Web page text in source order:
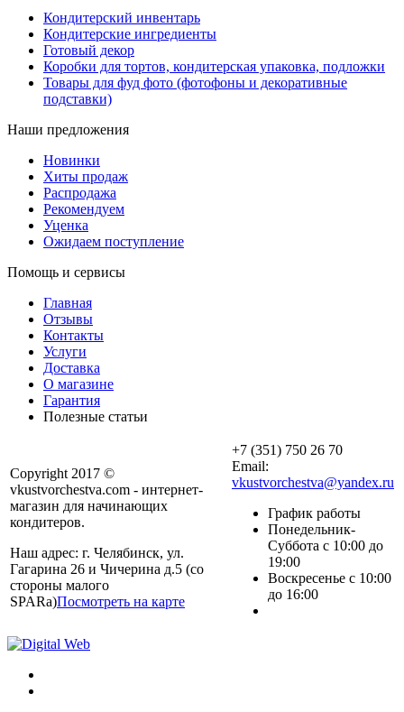
Кондитерский инвентарь
Кондитерские ингредиенты
Готовый декор
Коробки для тортов, кондитерская упаковка, подложки
Товары для фуд фото (фотофоны и декоративные
подставки)
Наши предложения
Новинки
Хиты продаж
Распродажа
Рекомендуем
Уценка
Ожидаем поступление
Помощь и сервисы
Главная
Отзывы
Контакты
Услуги
Доставка
О магазине
Гарантия
Полезные статьи
Copyright 2017 ©
vkustvorchestva.com - интернет-
магазин для начинающих
кондитеров.
Наш адрес: г. Челябинск, ул.
Гагарина 26 и Чичерина д.5 (со
стороны малого
SPARa)Посмотреть на карте
+7 (351) 750 26 70
Email:
vkustvorchestva@yandex.ru
График работы
Понедельник-
Суббота с 10:00 до
19:00
Воскресенье с 10:00
до 16:00